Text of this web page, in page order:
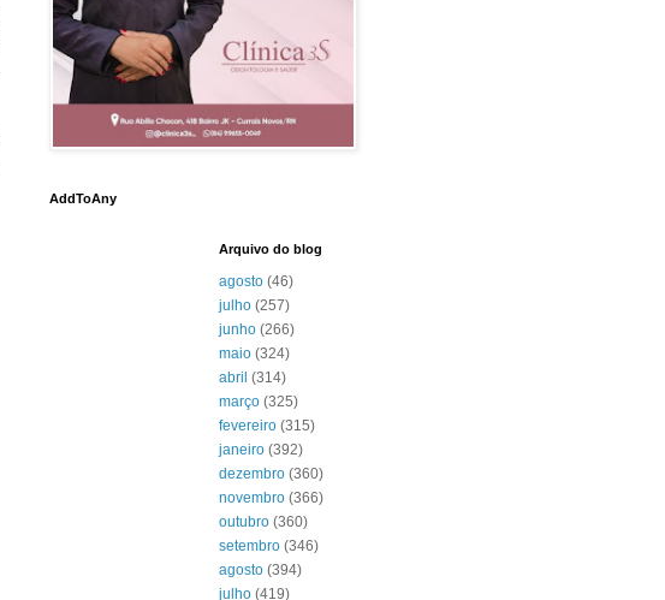
AddToAny
Arquivo do blog
agosto (46)
julho (257)
junho (266)
maio (324)
abril (314)
março (325)
fevereiro (315)
janeiro (392)
dezembro (360)
novembro (366)
outubro (360)
setembro (346)
agosto (394)
julho (419)